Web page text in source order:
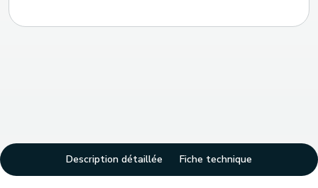
Description détaillée Fiche technique